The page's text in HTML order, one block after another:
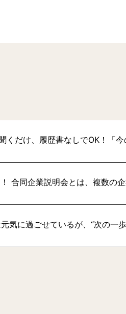
くだけ、履歴書なしでOK！「
合同企業説明会とは、複数の
気に過ごせているが、“次の一